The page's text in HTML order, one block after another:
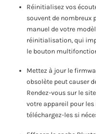
Réinitialisez vos
souvent de nombreux
manuel de votre
réinitialisation, qui
le bouton
Mettez à jour le
obsolète peut causer
Rendez-vous sur le
votre appareil pour
téléchargez-les si